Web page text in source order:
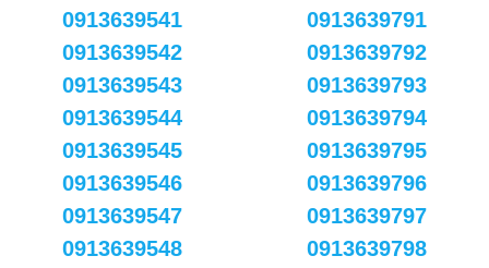
0913639541
0913639542
0913639543
0913639544
0913639545
0913639546
0913639547
0913639548
0913639791
0913639792
0913639793
0913639794
0913639795
0913639796
0913639797
0913639798